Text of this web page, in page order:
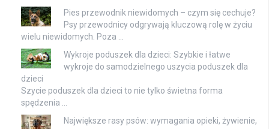
Pies przewodnik niewidomych – czym się cechuje?
Psy przewodnicy odgrywają kluczową rolę w życiu
wielu niewidomych. Poza …
Wykroje poduszek dla dzieci: Szybkie i łatwe
wykroje do samodzielnego uszycia poduszek dla
dzieci
Szycie poduszek dla dzieci to nie tylko świetna forma
spędzenia …
Największe rasy psów: wymagania opieki, żywienie,